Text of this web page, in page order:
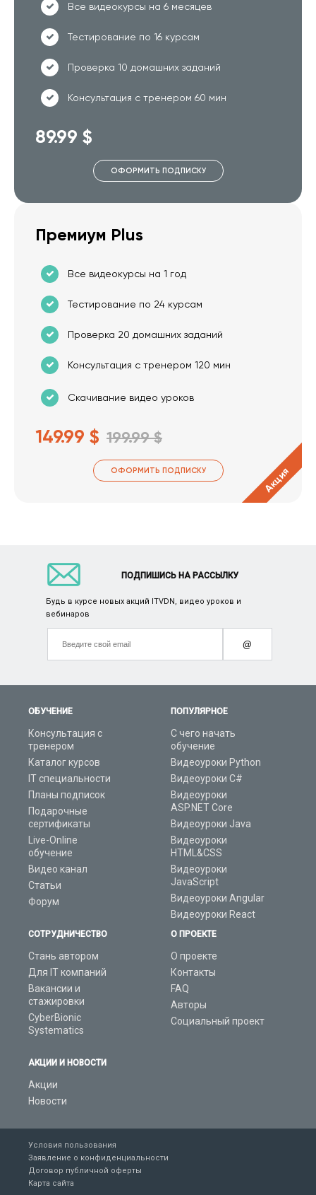
Все видеокурсы на 6 месяцев
Тестирование по 16 курсам
Проверка 10 домашних заданий
Консультация с тренером 60 мин
89.99 $
ОФОРМИТЬ ПОДПИСКУ
Премиум Plus
Все видеокурсы на 1 год
Тестирование по 24 курсам
Проверка 20 домашних заданий
Консультация с тренером 120 мин
Скачивание видео уроков
149.99 $ 199.99 $
ОФОРМИТЬ ПОДПИСКУ Акция
ОБУЧЕНИЕ
Консультация с
тренером
Каталог курсов
IT специальности
Планы подписок
Подарочные
сертификаты
Live-Online
обучение
Видео канал
Статьи
Форум
ПОПУЛЯРНОЕ
С чего начать
обучение
Видеоуроки Python
Видеоуроки C#
Видеоуроки
ASP.NET Core
Видеоуроки Java
Видеоуроки
HTML&CSS
Видеоуроки
JavaScript
Видеоуроки Angular
Видеоуроки React
СОТРУДНИЧЕСТВО
Стань автором
Для IT компаний
Вакансии и
стажировки
CyberBionic
Systematics
АКЦИИ И НОВОСТИ
Акции
Новости
О ПРОЕКТЕ
О проекте
Контакты
FAQ
Авторы
Социальный проект
ПОДПИШИСЬ НА РАССЫЛКУ
Будь в курсе новых акций ITVDN, видео уроков и
вебинаров
@
Условия пользования
Заявление о конфиденциальности
Договор публичной оферты
Карта сайта